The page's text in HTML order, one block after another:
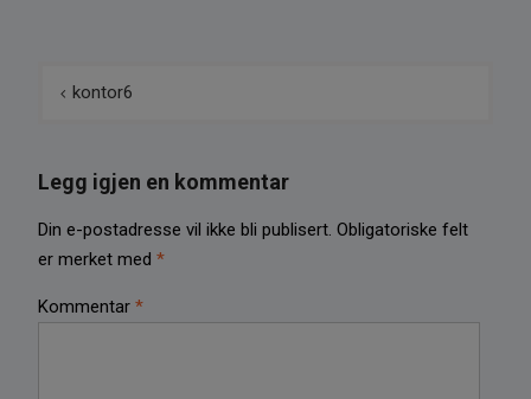
Innleggsnavigasjon
kontor6
Legg igjen en kommentar
Din e-postadresse vil ikke bli publisert. Obligatoriske felt
er merket med *
Kommentar *